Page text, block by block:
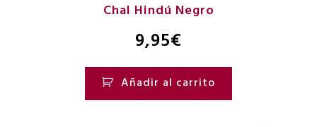
Chal Hindú Negro
9,95€
Añadir al carrito